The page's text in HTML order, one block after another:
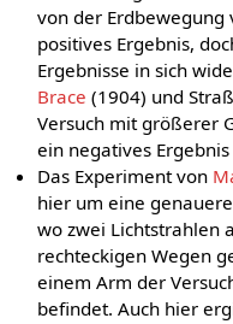
von der
positives Ergebnis,
Ergebnisse in sich
Brace (1904) und
Versuch mit größerer
ein negatives Ergebnis
Das Experiment von
hier um eine
wo zwei Lichtstrahlen
rechteckigen Wegen
einem Arm der
befindet. Auch hier